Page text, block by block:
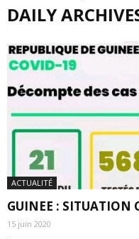
DAILY
ACTUALITÉ
GUINEE : SITUATION
15 juin 2020